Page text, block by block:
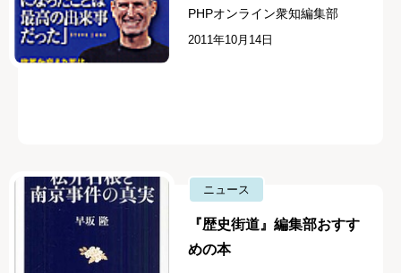
PHPオンライン衆知編集部
2011年10月14日
ニュース
『歴史街道』編集部おすす
めの本